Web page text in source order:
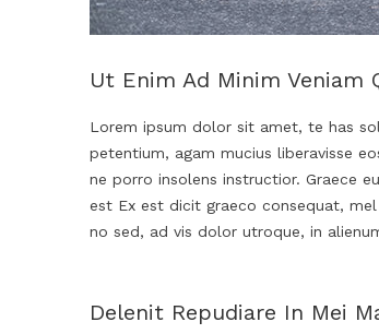
Ut Enim Ad Minim
Lorem ipsum dolor sit amet, te has
petentium, agam mucius liberavisse
ne porro insolens instructior. Graece
est Ex est dicit graeco consequat,
no sed, ad vis dolor utroque, in
Delenit Repudiare In Mei